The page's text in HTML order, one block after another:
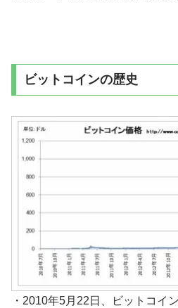
ビットコインの歴史
・2010年5月22日、ビットコイ